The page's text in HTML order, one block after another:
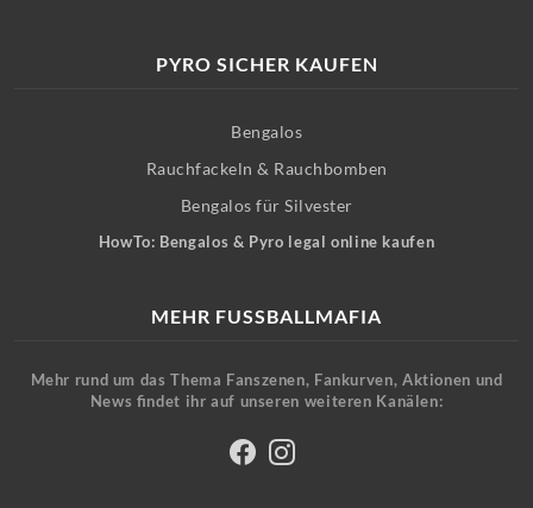
PYRO SICHER KAUFEN
Bengalos
Rauchfackeln & Rauchbomben
Bengalos für Silvester
HowTo: Bengalos & Pyro legal online kaufen
MEHR FUSSBALLMAFIA
Mehr rund um das Thema Fanszenen, Fankurven, Aktionen und
News findet ihr auf unseren weiteren Kanälen: